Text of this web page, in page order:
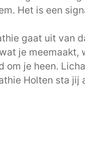
Het is een
gaat uit van
je
om je heen.
Holten sta jij